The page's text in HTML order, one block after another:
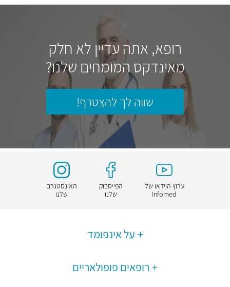
רופא, אתה עדיין לא חלק
מאינדקס המומחים שלנו?
שווה לך להצטרף!
ערוץ הוידאו של
Infomed
הפייסבוק
שלנו
האינסטגרם
שלנו
על אינפומד
רופאים פופולאריים